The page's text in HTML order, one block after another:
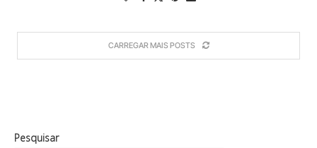
CARREGAR MAIS POSTS
Pesquisar